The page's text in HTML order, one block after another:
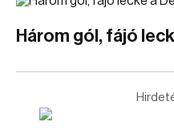
Három gól, fájó